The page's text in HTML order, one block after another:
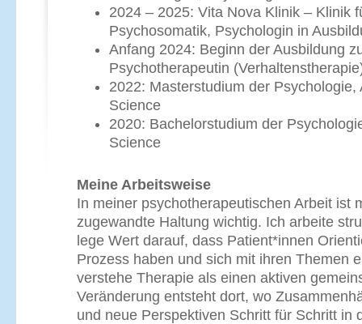
2024 – 2025: Vita Nova Klinik – Klinik
Psychosomatik, Psychologin in
Anfang 2024: Beginn der Ausbildung
Psychotherapeutin
2022: Masterstudium der Psychologie,
Science
2020: Bachelorstudium der
Science
Meine Arbeitsweise
In meiner psychotherapeutischen Arbeit ist
zugewandte Haltung wichtig. Ich arbeite
lege Wert darauf, dass Patient*innen
Prozess haben und sich mit ihren Themen
verstehe Therapie als einen aktiven
Veränderung entsteht dort, wo
und neue Perspektiven Schritt für Schritt in